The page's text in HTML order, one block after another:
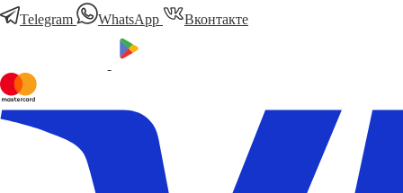
Telegram
WhatsApp Вконтакте